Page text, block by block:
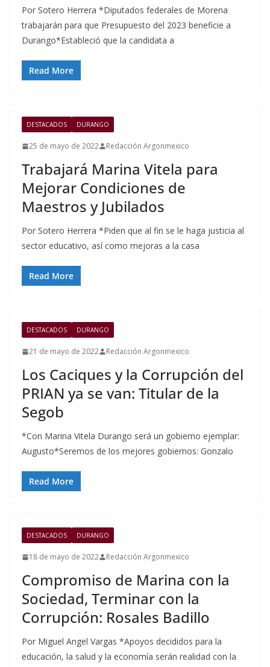
Por Sotero Herrera *Diputados federales de Morena
trabajarán para que Presupuesto del 2023 beneficie a
Durango*Estableció que la candidata a
Read More
DESTACADOS DURANGO
25 de mayo de 2022 Redacción Argonmexico
Trabajará Marina Vitela para
Mejorar Condiciones de
Maestros y Jubilados
Por Sotero Herrera *Piden que al fin se le haga justicia al
sector educativo, así como mejoras a la casa
Read More
DESTACADOS DURANGO
21 de mayo de 2022 Redacción Argonmexico
Los Caciques y la Corrupción del
PRIAN ya se van: Titular de la
Segob
*Con Marina Vitela Durango será un gobierno ejemplar:
Augusto*Seremos de los mejores gobiernos: Gonzalo
Read More
DESTACADOS DURANGO
18 de mayo de 2022 Redacción Argonmexico
Compromiso de Marina con la
Sociedad, Terminar con la
Corrupción: Rosales Badillo
Por Miguel Angel Vargas *Apoyos decididos para la
educación, la salud y la economía serán realidad con la